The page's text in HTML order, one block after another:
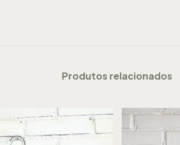
Produtos relacionados